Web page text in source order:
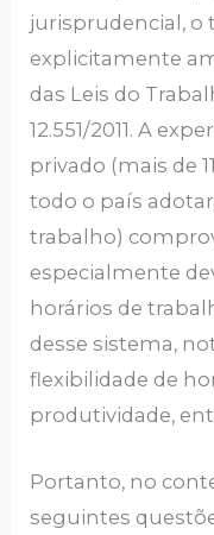
jurisprudencial, o
explicitamente
das Leis do
12.551/2011. A
privado (mais de
todo o país
trabalho)
especialmente
horários de
desse sistema,
flexibilidade de
produtividade,
Portanto, no
seguintes